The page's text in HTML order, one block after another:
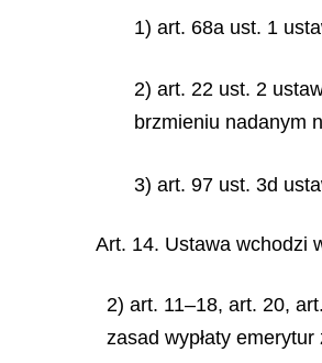
1) art. 68a ust. 1
2) art. 22 ust. 2
brzmieniu nadanym
3) art. 97 ust. 3d
Art. 14. Ustawa wchodzi
2) art. 11–18, art. 20,
zasad wypłaty